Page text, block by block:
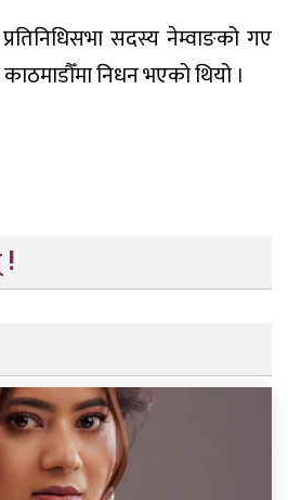
सदस्य नेम्वाङको गए
निधन भएको थियो ।
!